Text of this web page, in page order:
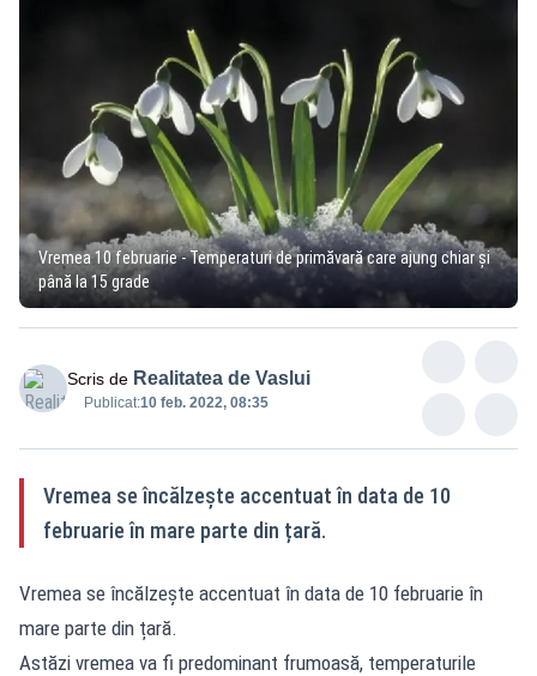
Vremea 10 februarie - Temperaturi de primăvară care ajung chiar și
până la 15 grade
Scris de Realitatea de Vaslui
Publicat:10 feb. 2022, 08:35
Vremea se încălzește accentuat în data de 10
februarie în mare parte din țară.
Vremea se încălzește accentuat în data de 10 februarie în
mare parte din țară.
Astăzi vremea va fi predominant frumoasă, temperaturile